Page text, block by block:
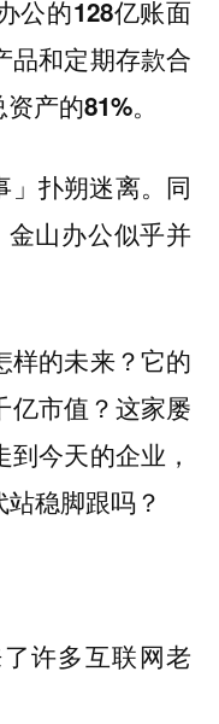
公的128亿账面
品和定期存款合
产的81%。
扑朔迷离。 同
山办公似乎并
样的未来？它的
亿市值？这家屡
今天的企业，
稳脚跟吗？
许多互联网老